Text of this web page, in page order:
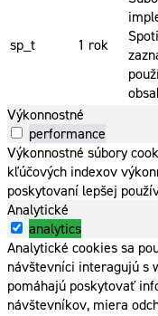
sp_t 1 rok
Výkonnostné
performance
Výkonnostné súbory
kľúčových indexov
poskytovaní lepšej
Analytické
analytics
Analytické cookies sa
návštevníci interagujú s
pomáhajú poskytovať
návštevníkov, miera